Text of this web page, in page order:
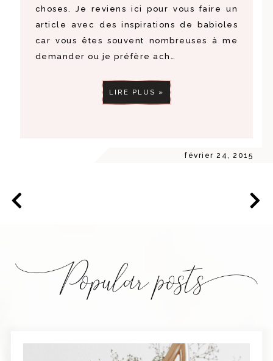
février 24, 2015
choses. Je reviens ici pour vous faire un
article avec des inspirations de babioles
car vous êtes souvent nombreuses à me
demander ou je préfère ach…
LIRE PLUS »